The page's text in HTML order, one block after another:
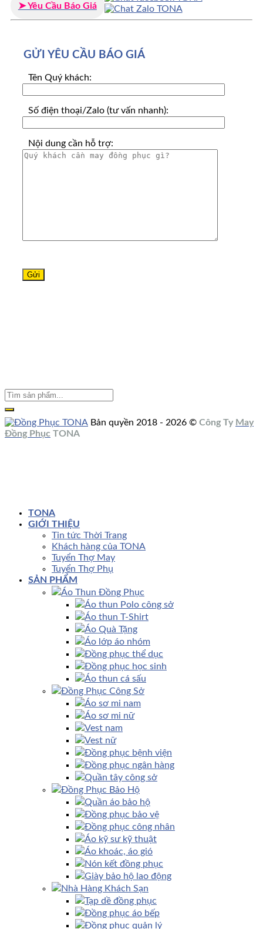
➤ Yêu Cầu Báo Giá
GỬI YÊU CẦU BÁO GIÁ
Tên Quý khách:
Số điện thoại/Zalo (tư vấn nhanh):
Nội dung cần hỗ trợ:
Bản quyền 2018 - 2026 © Công Ty May
Đồng Phục TONA
TONA
GIỚI THIỆU
Tin tức Thời Trang
Khách hàng của TONA
Tuyển Thợ May
Tuyển Thợ Phụ
SẢN PHẨM
Áo Thun Đồng Phục
Áo thun Polo công sở
Áo thun T-Shirt
Áo Quà Tặng
Áo lớp áo nhóm
Đồng phục thể dục
Đồng phục học sinh
Áo thun cá sấu
Đồng Phục Công Sở
Áo sơ mi nam
Áo sơ mi nữ
Vest nam
Vest nữ
Đồng phục bệnh viện
Đồng phục ngân hàng
Quần tây công sở
Đồng Phục Bảo Hộ
Quần áo bảo hộ
Đồng phục bảo vệ
Đồng phục công nhân
Áo kỹ sư kỹ thuật
Áo khoác, áo gió
Nón kết đồng phục
Giày bảo hộ lao động
Nhà Hàng Khách Sạn
Tạp dề đồng phục
Đồng phục áo bếp
Đồng phục quản lý